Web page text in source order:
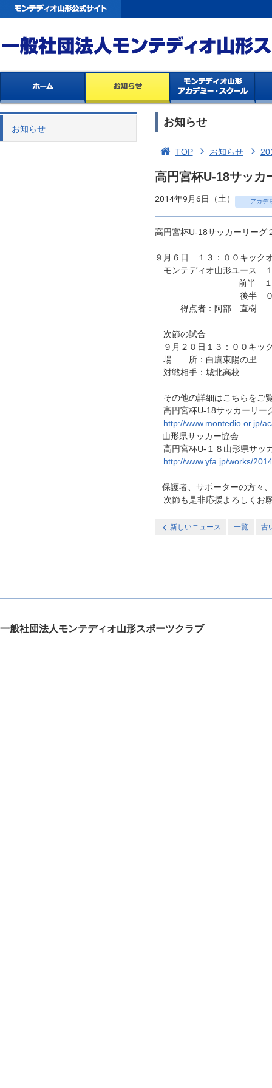
お知らせ
お知らせ
TOP お知らせ
高円宮杯U-18サッ
2014年9月6日（土） アカデ
高円宮杯U-18サッカーリー
９月６日 １３：００キック
モンテディオ山形ユース
前半 １－
後半 ０－
得点者：阿部 直樹
次節の試合
９月２０日１３：００キッ
場 所：白鷹東陽の里
対戦相手：城北高校
その他の詳細はこちらをご
高円宮杯U-18サッカーリー
http://www.montedio.or.jp/
山形県サッカー協会
高円宮杯U-１８山形県サッ
http://www.yfa.jp/works/
保護者、サポーターの方々
次節も是非応援よろしくお
新しいニュース 一覧 古
一般社団法人モンテディオ山形スポーツクラブ